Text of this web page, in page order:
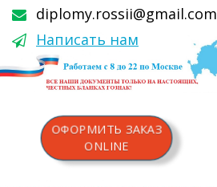
diplomy.rossii@gmail.com
Написать нам
ОФОРМИТЬ ЗАКАЗ
ONLINE